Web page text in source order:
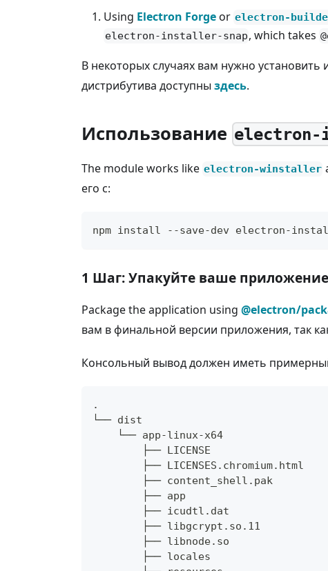
Using Electron Forgeor electron-
electron-installer-snap, which takes
В некоторых случаях вам нужно установить
дистрибутива доступны здесь.
Использование electron-
The module works like electron-winstaller
его с:
npm install --save-dev electron-
1 Шаг: Упакуйте ваше приложение
Package the application using @electron/
вам в финальной версии приложения, так
Консольный вывод должен иметь
.
└── dist
    └── app-linux-x64
        ├── LICENSE
        ├── LICENSES.chromium.html
        ├── content_shell.pak
        ├── app
        ├── icudtl.dat
        ├── libgcrypt.so.11
        ├── libnode.so
        ├── locales